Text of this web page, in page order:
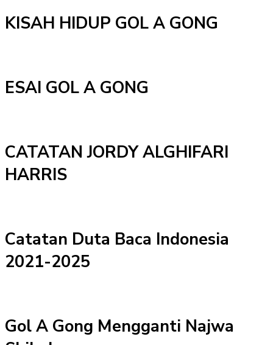
KISAH HIDUP GOL A GONG
ESAI GOL A GONG
CATATAN JORDY ALGHIFARI
HARRIS
Catatan Duta Baca Indonesia
2021-2025
Gol A Gong Mengganti Najwa